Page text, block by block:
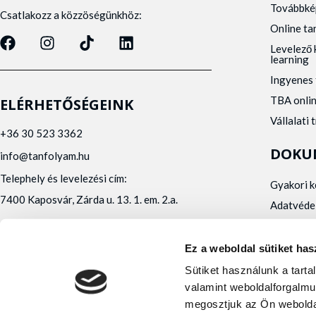
Ez a weboldal sütiket
Sütiket használunk a
valamint
megosztjuk az Ön
Csatlakozz a közzöségünkhöz:
ELÉRHETŐSÉGEINK
+36 30 523 3362
info@tanfolyam.hu
Telephely és levelezési cím:
7400 Kaposvár, Zárda u. 13. 1. em. 2.a.
Felnőttképző engedély száma: E/2020/000010
Felnőttképző nyilvántartásba vételi száma:
Online
Levelező
learning
Ingyenes
TBA
Vállalati
Gyakori
Orvosi